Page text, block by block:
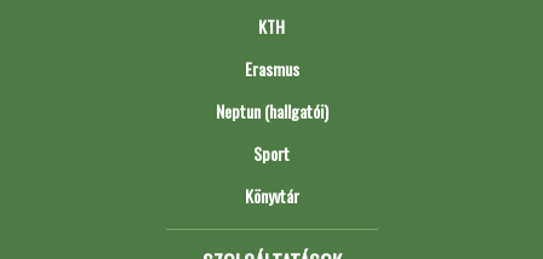
KTH
Erasmus
Neptun (hallgatói)
Sport
Könyvtár